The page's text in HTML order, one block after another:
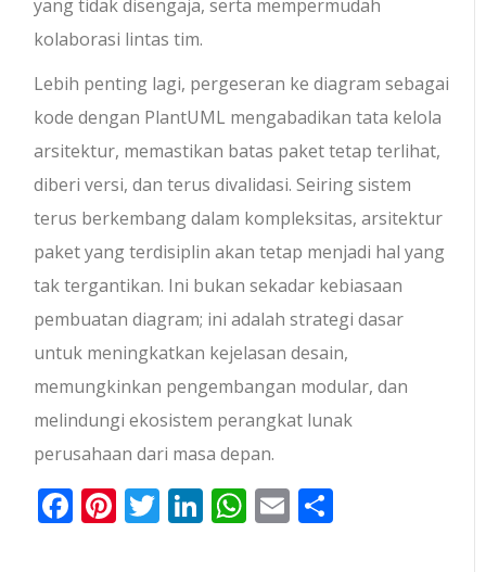
yang tidak disengaja, serta mempermudah
kolaborasi lintas tim.
Lebih penting lagi, pergeseran ke diagram sebagai
kode dengan PlantUML mengabadikan tata kelola
arsitektur, memastikan batas paket tetap terlihat,
diberi versi, dan terus divalidasi. Seiring sistem
terus berkembang dalam kompleksitas, arsitektur
paket yang terdisiplin akan tetap menjadi hal yang
tak tergantikan. Ini bukan sekadar kebiasaan
pembuatan diagram; ini adalah strategi dasar
untuk meningkatkan kejelasan desain,
memungkinkan pengembangan modular, dan
melindungi ekosistem perangkat lunak
perusahaan dari masa depan.
Facebook
Pinterest
Twitter
LinkedIn
WhatsApp
Email